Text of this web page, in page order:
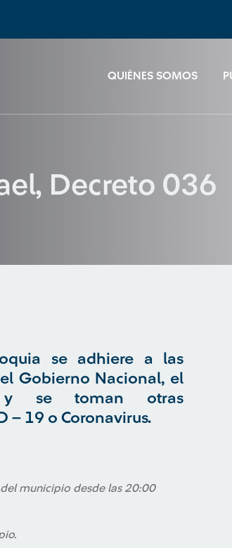
QUIÉNES SOMOS
Decreto 036
se adhiere a las
Gobierno Nacional, el
y se toman otras
– 19 o Coronavirus.
municipio desde las 20:00